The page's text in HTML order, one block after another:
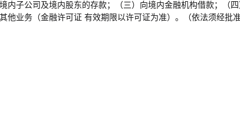
内子公司及境内股东的存款；（三）向境内金融机构借款；（
业务（金融许可证 有效期限以许可证为准）。（依法须经批